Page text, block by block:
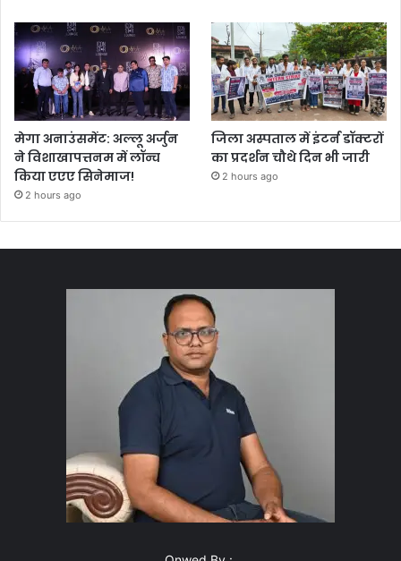
मेगा अनाउंसमेंट: अल्लू अर्जुन
ने विशाखापत्तनम में लॉन्च
किया एएए सिनेमाज!
2 hours ago
जिला अस्पताल में इंटर्न डॉक्टरों
का प्रदर्शन चौथे दिन भी जारी
2 hours ago